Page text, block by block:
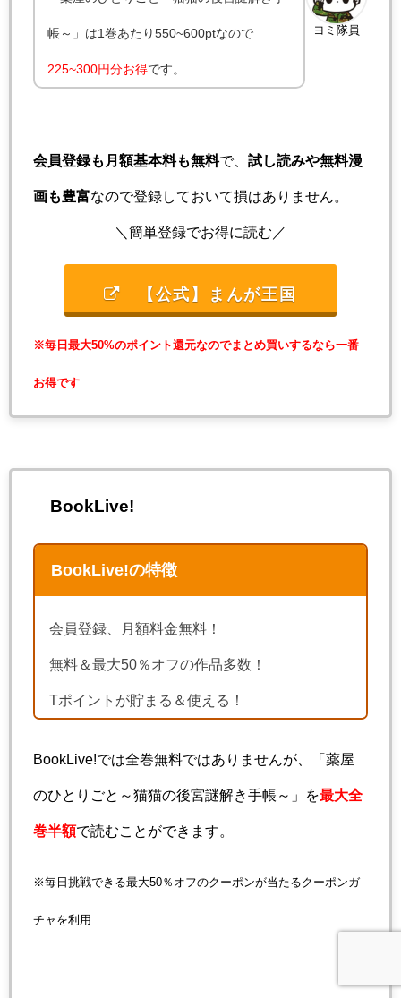
ヨミ隊員
帳～」は1巻あたり550~600ptなので
225~300円分お得です。
会員登録も月額基本料も無料で、 試し読みや無料漫
画も豊富なので登録しておいて損はありません。
＼簡単登録でお得に読む／
【公式】まんが王国
※毎日最大50%のポイント還元なのでまとめ買いするなら一番
お得です
BookLive!
BookLive!の特徴
会員登録、月額料金無料！
無料＆最大50％オフの作品多数！
Tポイントが貯まる＆使える！
BookLive!では全巻無料ではありませんが、「薬屋
のひとりごと～猫猫の後宮謎解き手帳～」を最大全
巻半額で読むことができます。
※毎日挑戦できる最大50％オフのクーポンが当たるクーポンガ
チャを利用